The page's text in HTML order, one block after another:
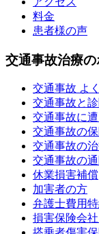
料金
患者様の声
交通事故治療の
交通事故 よ
交通事故と
交通事故に
交通事故の
交通事故の
交通事故の
休業損害補償
加害者の方
弁護士費用
損害保険会